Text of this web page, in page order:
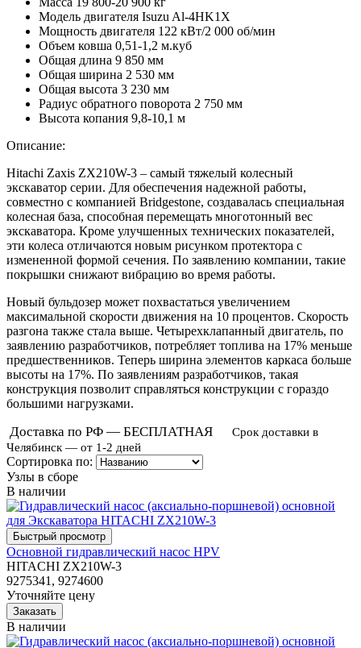
Модель двигателя Isuzu Al-4HK1X
Мощность двигателя 122 кВт/2 000 об/мин
Объем ковша 0,51-1,2 м.куб
Общая длина 9 850 мм
Общая ширина 2 530 мм
Общая высота 3 230 мм
Радиус обратного поворота 2 750 мм
Высота копания 9,8-10,1 м
Описание:
Hitachi Zaxis ZX210W-3 – самый тяжелый колесный
экскаватор серии. Для обеспечения надежной работы,
совместно с компанией Bridgestone, создавалась специальная
колесная база, способная перемещать многотонный вес
экскаватора. Кроме улучшенных технических показателей,
эти колеса отличаются новым рисунком протектора с
измененной формой сечения. По заявлению компании, такие
покрышки снижают вибрацию во время работы.
Новый бульдозер может похвастаться увеличением
максимальной скорости движения на 10 процентов. Скорость
разгона также стала выше. Четырехклапанный двигатель, по
заявлению разработчиков, потребляет топлива на 17% меньше
предшественников. Теперь ширина элементов каркаса больше
высоты на 17%. По заявлениям разработчиков, такая
конструкция позволит справляться конструкции с гораздо
большими нагрузками.
Доставка по РФ — БЕСПЛАТНАЯ
Срок доставки в
Челябинск — от 1-2 дней
Сортировка по:
Узлы в сборе
В наличии
Основной гидравлический насос HPV
HITACHI ZX210W-3
9275341, 9274600
Уточняйте цену
В наличии